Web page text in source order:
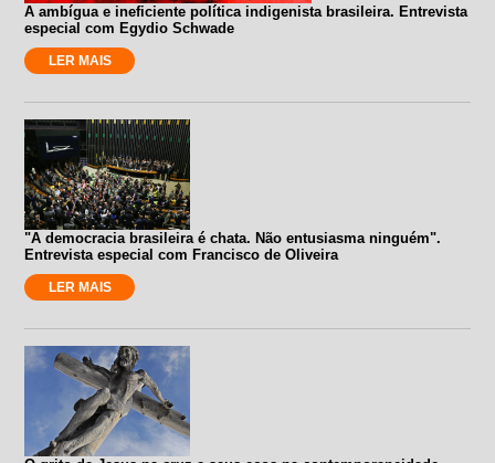
A ambígua e ineficiente política indigenista brasileira. Entrevista
especial com Egydio Schwade
LER MAIS
"A democracia brasileira é chata. Não entusiasma ninguém".
Entrevista especial com Francisco de Oliveira
LER MAIS